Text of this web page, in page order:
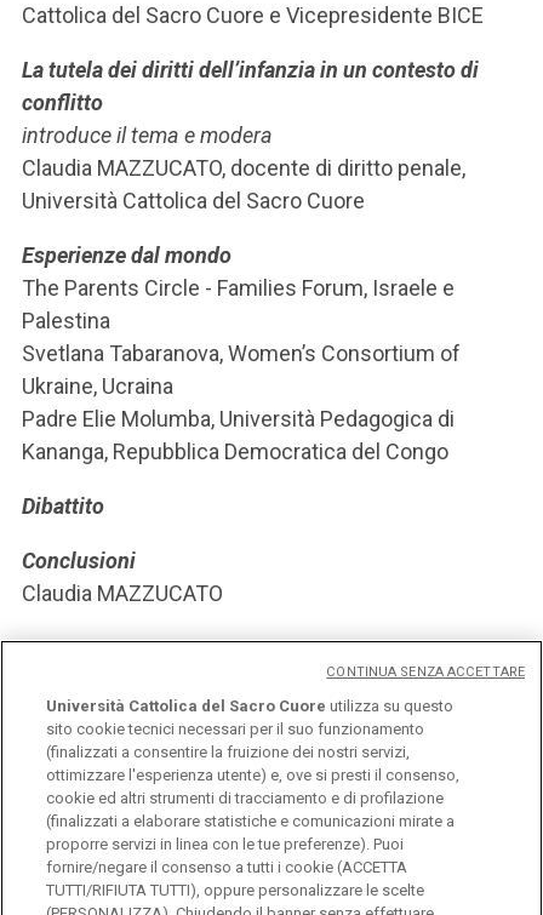
Cattolica del Sacro Cuore e Vicepresidente BICE
La tutela dei diritti dell’infanzia in un contesto di
conflitto
introduce il tema e modera
Claudia MAZZUCATO, docente di diritto penale,
Università Cattolica del Sacro Cuore
Esperienze dal mondo
The Parents Circle - Families Forum, Israele e
Palestina
Svetlana Tabaranova, Women’s Consortium of
Ukraine, Ucraina
Padre Elie Molumba, Università Pedagogica di
Kananga, Repubblica Democratica del Congo
Dibattito
Conclusioni
Claudia MAZZUCATO
PARTECIPA DA REMOTO
Università Cattolica del Sacro Cuore utilizza su questo
sito cookie tecnici necessari per il suo funzionamento
(finalizzati a consentire la fruizione dei nostri servizi,
ottimizzare l'esperienza utente) e, ove si presti il consenso,
cookie ed altri strumenti di tracciamento e di profilazione
(finalizzati a elaborare statistiche e comunicazioni mirate a
proporre servizi in linea con le tue preferenze). Puoi
fornire/negare il consenso a tutti i cookie (ACCETTA
TUTTI/RIFIUTA TUTTI), oppure personalizzare le scelte
CONTINUA SENZA ACCETTARE